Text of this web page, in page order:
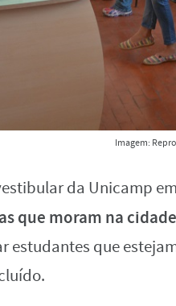
Imagem:
da Unicamp
que moram na
estudantes que